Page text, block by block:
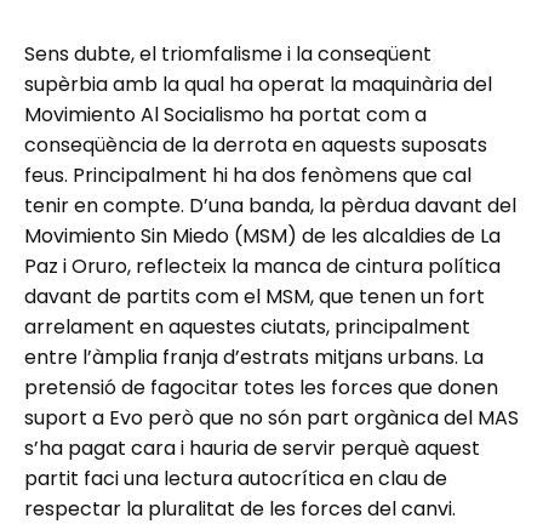
Sens dubte, el triomfalisme i la conseqüent
supèrbia amb la qual ha operat la maquinària del
Movimiento Al Socialismo ha portat com a
conseqüència de la derrota en aquests suposats
feus. Principalment hi ha dos fenòmens que cal
tenir en compte. D’una banda, la pèrdua davant del
Movimiento Sin Miedo (MSM) de les alcaldies de La
Paz i Oruro, reflecteix la manca de cintura política
davant de partits com el MSM, que tenen un fort
arrelament en aquestes ciutats, principalment
entre l’àmplia franja d’estrats mitjans urbans. La
pretensió de fagocitar totes les forces que donen
suport a Evo però que no són part orgànica del MAS
s’ha pagat cara i hauria de servir perquè aquest
partit faci una lectura autocrítica en clau de
respectar la pluralitat de les forces del canvi.